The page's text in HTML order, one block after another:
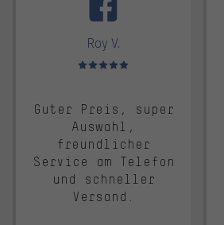
Roy V.
Bewertungen: 5 von 5
Guter Preis, super
Auswahl,
freundlicher
Service am Telefon
und schneller
Versand.